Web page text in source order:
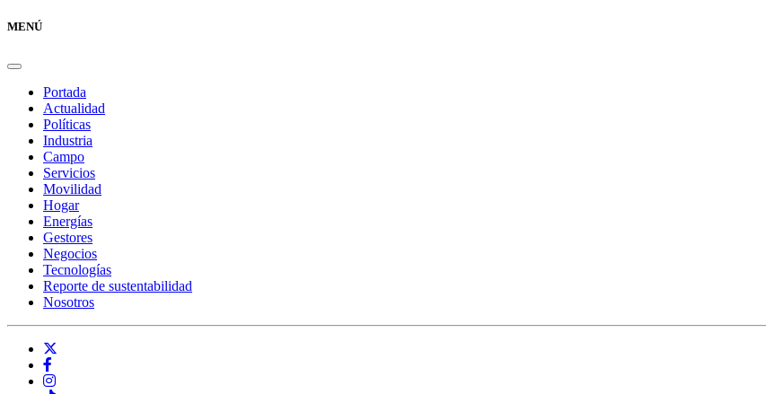
MENÚ
Portada
Actualidad
Políticas
Industria
Campo
Servicios
Movilidad
Hogar
Energías
Gestores
Negocios
Tecnologías
Reporte de sustentabilidad
Nosotros